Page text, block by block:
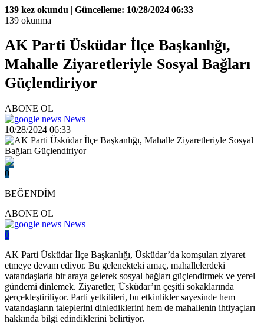
139 kez okundu | Güncelleme: 10/28/2024 06:33
139 okunma
AK Parti Üsküdar İlçe Başkanlığı,
Mahalle Ziyaretleriyle Sosyal Bağları
Güçlendiriyor
ABONE OL
News
10/28/2024 06:33
0
BEĞENDİM
ABONE OL
News
0
AK Parti Üsküdar İlçe Başkanlığı, Üsküdar’da komşuları ziyaret
etmeye devam ediyor. Bu gelenekteki amaç, mahallelerdeki
vatandaşlarla bir araya gelerek sosyal bağları güçlendirmek ve yerel
gündemi dinlemek. Ziyaretler, Üsküdar’ın çeşitli sokaklarında
gerçekleştiriliyor. Parti yetkilileri, bu etkinlikler sayesinde hem
vatandaşların taleplerini dinlediklerini hem de mahallenin ihtiyaçları
hakkında bilgi edindiklerini belirtiyor.